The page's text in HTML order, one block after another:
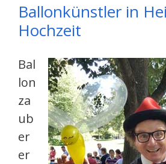
Ballonkünstler in
Hochzeit
Bal
lon
za
ub
er
er